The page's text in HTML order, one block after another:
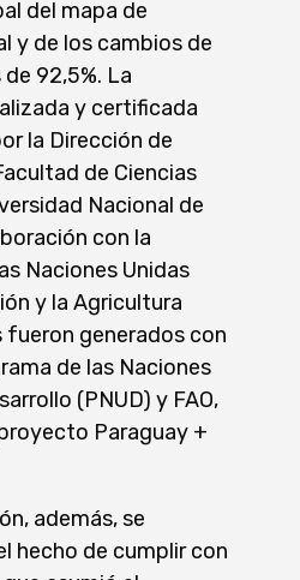
del mapa de
y de los cambios de
92,5%. La
y certificada
la Dirección de
de Ciencias
Nacional de
con la
Naciones Unidas
y la Agricultura
fueron generados con
de las Naciones
(PNUD) y FAO,
Paraguay +
además, se
hecho de cumplir con